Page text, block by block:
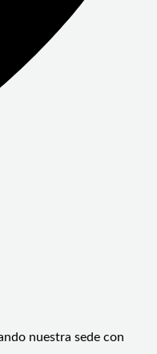
nuestra sede con